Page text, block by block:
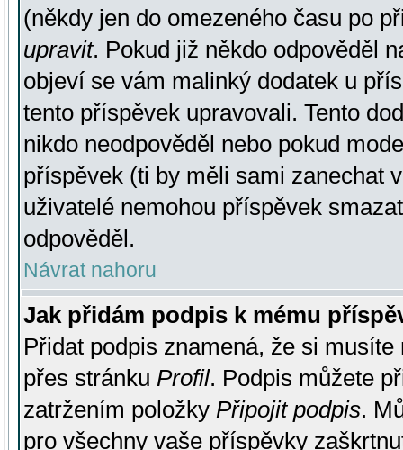
(někdy jen do omezeného času po
upravit. Pokud již někdo odpověděl
objeví se vám malinký dodatek u
tento příspěvek upravovali. Tento
nikdo neodpověděl nebo pokud
příspěvek (ti by měli sami zanechat
uživatelé nemohou příspěvek
odpověděl.
Návrat nahoru
Jak přidám podpis k mému
Přidat podpis znamená, že si
přes stránku Profil. Podpis můžete
zatržením položky Připojit podpis.
pro všechny vaše příspěvky